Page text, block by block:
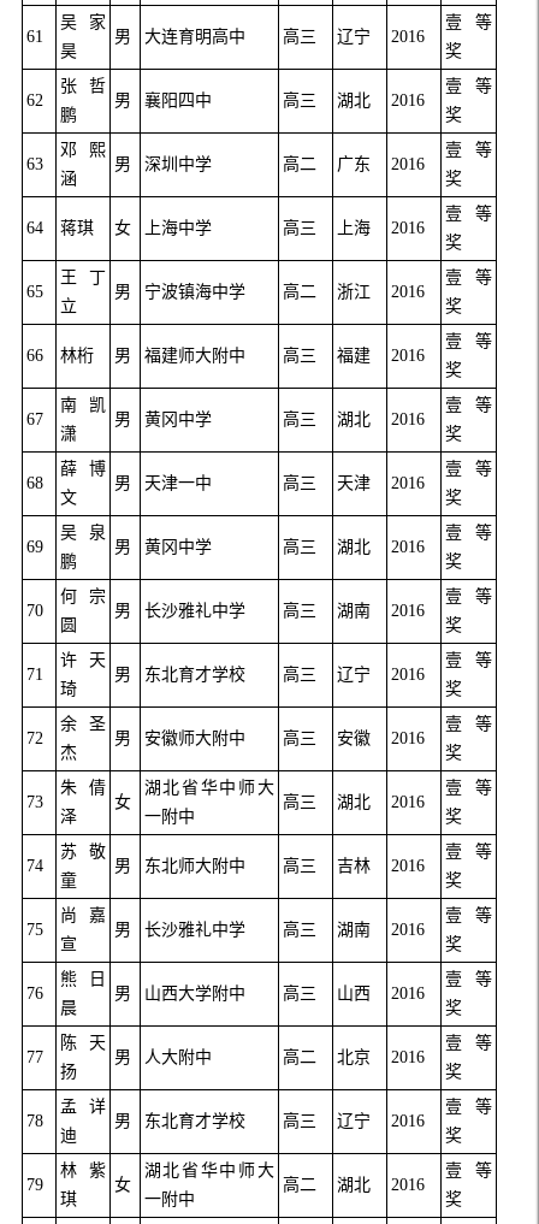
61
吴家
昊
男 大连育明高中 高三 辽宁 2016
壹等
奖
62
张哲
鹏
男 襄阳四中 高三 湖北 2016
壹等
奖
63
邓熙
涵
男 深圳中学 高二 广东 2016
壹等
奖
64 蒋琪 女 上海中学 高三 上海 2016
壹等
奖
65
王丁
立
男 宁波镇海中学 高二 浙江 2016
壹等
奖
66 林桁 男 福建师大附中 高三 福建 2016
壹等
奖
67
南凯
潇
男 黄冈中学 高三 湖北 2016
壹等
奖
68
薛博
文
男 天津一中 高三 天津 2016
壹等
奖
69
吴泉
鹏
男 黄冈中学 高三 湖北 2016
壹等
奖
70
何宗
圆
男 长沙雅礼中学 高三 湖南 2016
壹等
奖
71
许天
琦
男 东北育才学校 高三 辽宁 2016
壹等
奖
72
余圣
杰
男 安徽师大附中 高三 安徽 2016
壹等
奖
73
朱倩
泽
女
湖北省华中师大
一附中
高三 湖北 2016
壹等
奖
74
苏敬
童
男 东北师大附中 高三 吉林 2016
壹等
奖
75
尚嘉
宣
男 长沙雅礼中学 高三 湖南 2016
壹等
奖
76
熊日
晨
男 山西大学附中 高三 山西 2016
壹等
奖
77
陈天
扬
男 人大附中 高二 北京 2016
壹等
奖
78
孟详
迪
男 东北育才学校 高三 辽宁 2016
壹等
奖
79
林紫
琪
女
湖北省华中师大
一附中
高二 湖北 2016
壹等
奖